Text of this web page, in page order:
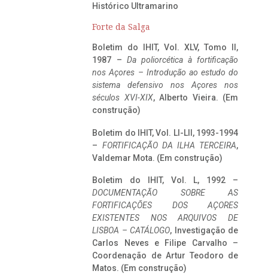
Histórico Ultramarino
Forte da Salga
Boletim do IHIT, Vol. XLV, Tomo II,
1987 – Da poliorcética à fortificação
nos Açores – Introdução ao estudo do
sistema defensivo nos Açores nos
séculos XVI-XIX, Alberto Vieira. (Em
construção)
Boletim do IHIT, Vol. LI-LII, 1993-1994
– FORTIFICAÇÃO DA ILHA TERCEIRA,
Valdemar Mota. (Em construção)
Boletim do IHIT, Vol. L, 1992 –
DOCUMENTAÇÃO SOBRE AS
FORTIFICAÇÕES DOS AÇORES
EXISTENTES NOS ARQUIVOS DE
LISBOA – CATÁLOGO, Investigação de
Carlos Neves e Filipe Carvalho –
Coordenação de Artur Teodoro de
Matos. (Em construção)